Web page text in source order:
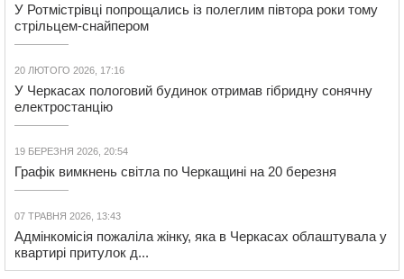
У Ротмістрівці попрощались із полеглим півтора роки тому
стрільцем-снайпером
20 ЛЮТОГО 2026, 17:16
У Черкасах пологовий будинок отримав гібридну сонячну
електростанцію
19 БЕРЕЗНЯ 2026, 20:54
Графік вимкнень світла по Черкащині на 20 березня
07 ТРАВНЯ 2026, 13:43
Адмінкомісія пожаліла жінку, яка в Черкасах облаштувала у
квартирі притулок д...